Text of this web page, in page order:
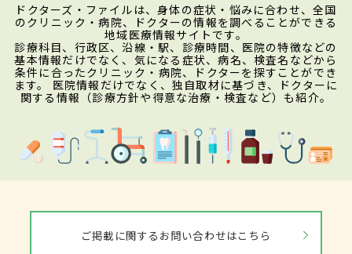
ドクターズ・ファイルは、身体の症状・悩みに合わせ、全国
のクリニック・病院、ドクターの情報を調べることができる
地域医療情報サイトです。
診療科目、行政区、沿線・駅、診療時間、医院の特徴などの
基本情報だけでなく、気になる症状、病名、検査名などから
条件に合ったクリニック・病院、ドクターを探すことができ
ます。 医院情報だけでなく、独自取材に基づき、ドクターに
関する情報（診療方針や得意な治療・検査など）も紹介。
ご掲載に関するお問い合わせはこちら